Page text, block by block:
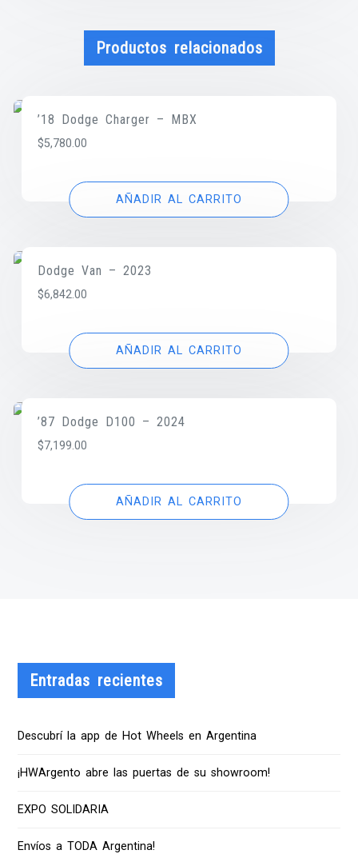
Productos relacionados
’18 Dodge Charger – MBX
$5,780.00
AÑADIR AL CARRITO
Dodge Van – 2023
$6,842.00
AÑADIR AL CARRITO
’87 Dodge D100 – 2024
$7,199.00
AÑADIR AL CARRITO
Entradas recientes
Descubrí la app de Hot Wheels en Argentina
¡HWArgento abre las puertas de su showroom!
EXPO SOLIDARIA
Envíos a TODA Argentina!